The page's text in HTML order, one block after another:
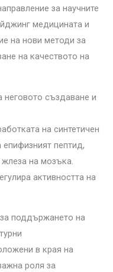
за научните
медицината и
на нови методи за
на качеството на
неговото създаване и
на синтетичен
епифизният пептид,
на мозъка.
активността на
поддържането на
в края на
роля за